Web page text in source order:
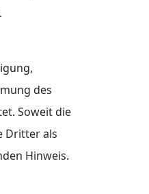
des
Soweit die
Dritter als
Hinweis.